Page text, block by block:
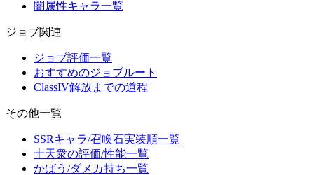
闇属性キャラ一覧
ジョブ関連
ジョブ評価一覧
おすすめのジョブルート
ClassIV解放までの道程
その他一覧
SSRキャラ/召喚石実装順一覧
十天衆の評価/性能一覧
かばう/ダメカ持ち一覧